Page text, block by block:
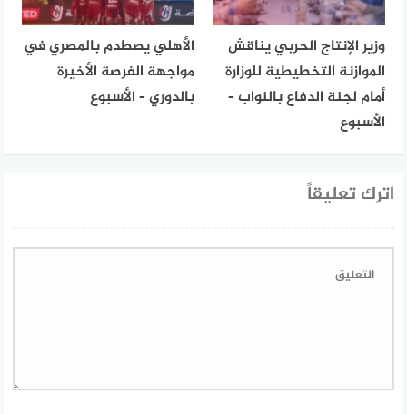
وزير الإنتاج الحربي يناقش
الموازنة التخطيطية للوزارة
أمام لجنة الدفاع بالنواب –
الأسبوع
الأهلي يصطدم بالمصري في
مواجهة الفرصة الأخيرة
بالدوري – الأسبوع
اترك تعليقاً